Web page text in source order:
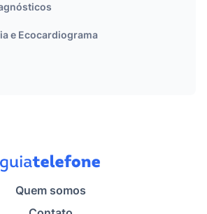
e Ecocardiograma
Quem somos